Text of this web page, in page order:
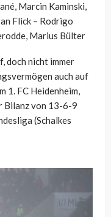
Marcin Kaminski,
Flick – Rodrigo
Marius Bülter
doch nicht immer
auch auf
1. FC Heidenheim,
Bilanz von 13-6-9
(Schalkes